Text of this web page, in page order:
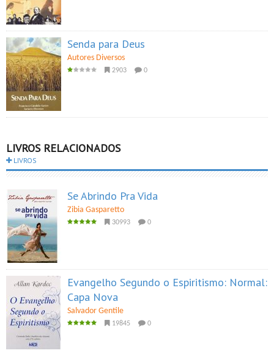
Senda para Deus
Autores Diversos
2903 0
LIVROS RELACIONADOS
LIVROS
Se Abrindo Pra Vida
Zibia Gasparetto
30993 0
Evangelho Segundo o Espiritismo: Normal:
Capa Nova
Salvador Gentile
19845 0